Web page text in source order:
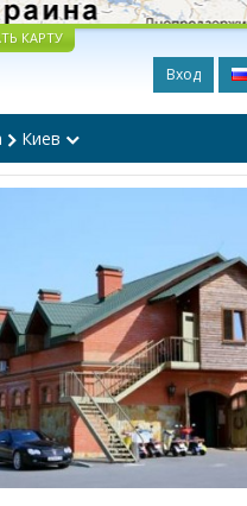
КАРТУ
Вход
Киев